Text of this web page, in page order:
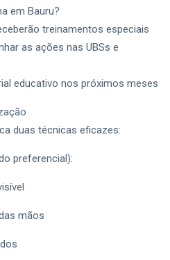
em Bauru?
treinamentos especiais
as ações nas UBSs e
educativo nos próximos meses
duas técnicas eficazes:
preferencial):
mãos